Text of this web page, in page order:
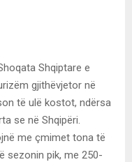
Shqiptare e
gjithëvjetor në
të ulë kostot, ndërsa
se në Shqipëri.
me çmimet tona të
sezonin pik, me 250-